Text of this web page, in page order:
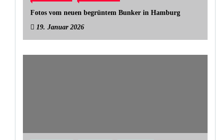
Fotos vom neuen begrüntem Bunker in Hamburg
19. Januar 2026